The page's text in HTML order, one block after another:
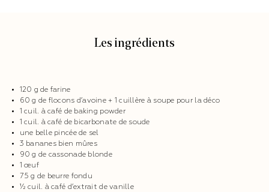
Les ingrédients
120 g de farine
60 g de flocons d’avoine + 1 cuillère à soupe pour la déco
1 cuil. à café de baking powder
1 cuil. à café de bicarbonate de soude
une belle pincée de sel
3 bananes bien mûres
90 g de cassonade blonde
1 œuf
75 g de beurre fondu
½ cuil. à café d’extrait de vanille